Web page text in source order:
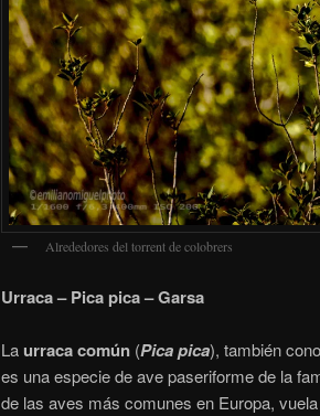
Alrededores del torrent de colobrers
Urraca – Pica pica – Garsa
La urraca común (Pica pica), también
es una especie de ave paseriforme de la
de las aves más comunes en Europa,